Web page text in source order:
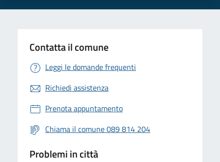
Contatta il comune
Leggi le domande frequenti
Richiedi assistenza
Prenota appuntamento
Chiama il comune 089 814 204
Problemi in città